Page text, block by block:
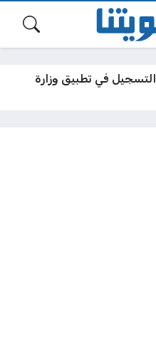
التسجيل في تطبيق وزارة